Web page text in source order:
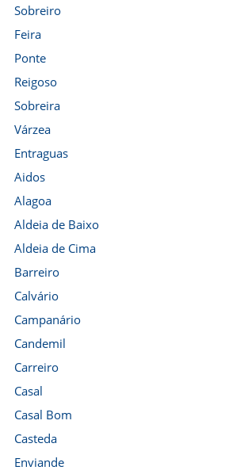
Sobreiro
Feira
Ponte
Reigoso
Sobreira
Várzea
Entraguas
Aidos
Alagoa
Aldeia de Baixo
Aldeia de Cima
Barreiro
Calvário
Campanário
Candemil
Carreiro
Casal
Casal Bom
Casteda
Enviande